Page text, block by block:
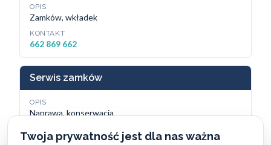
Twoja prywatność jest dla nas ważna
OPIS
Zamków, wkładek
KONTAKT
662 869 662
Serwis zamków
OPIS
Naprawa, konserwacja
662 869 662